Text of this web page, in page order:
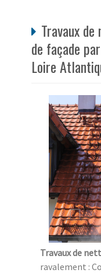
Travaux
de façade
Loire
Travaux de
ravalement :